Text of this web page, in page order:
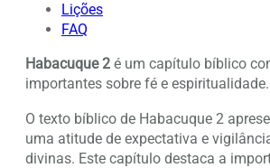
Lições
FAQ
Habacuque 2 é um capítulo bíblico
importantes sobre fé e espiritualidade.
O texto bíblico de Habacuque 2
uma atitude de expectativa e
divinas. Este capítulo destaca a